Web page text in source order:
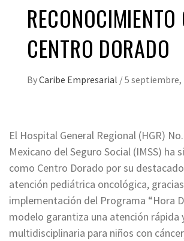
RECONOCIMIENTO
CENTRO DORADO
ByCaribe Empresarial /5 septiembre,
El Hospital General Regional (HGR)
Mexicano del Seguro Social (IMSS) ha
como Centro Dorado por su
atención pediátrica oncológica,
implementación del Programa “Hora
modelo garantiza una atención rápida
multidisciplinaria para niños con